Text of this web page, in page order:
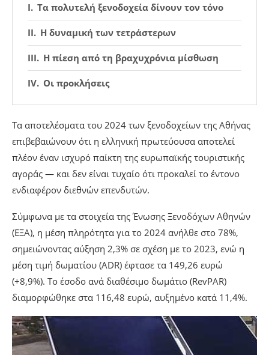
Τα πολυτελή ξενοδοχεία δίνουν τον τόνο
Η δυναμική των τετράστερων
Η πίεση από τη βραχυχρόνια μίσθωση
Οι προκλήσεις
Τα αποτελέσματα του 2024 των ξενοδοχείων της Αθήνας
επιβεβαιώνουν ότι η ελληνική πρωτεύουσα αποτελεί
πλέον έναν ισχυρό παίκτη της ευρωπαϊκής τουριστικής
αγοράς — και δεν είναι τυχαίο ότι προκαλεί το έντονο
ενδιαφέρον διεθνών επενδυτών.
Σύμφωνα με τα στοιχεία της Ένωσης Ξενοδόχων Αθηνών
(ΕΞΑ), η μέση πληρότητα για το 2024 ανήλθε στο 78%,
σημειώνοντας αύξηση 2,3% σε σχέση με το 2023, ενώ η
μέση τιμή δωματίου (ADR) έφτασε τα 149,26 ευρώ
(+8,9%). Το έσοδο ανά διαθέσιμο δωμάτιο (RevPAR)
διαμορφώθηκε στα 116,48 ευρώ, αυξημένο κατά 11,4%.